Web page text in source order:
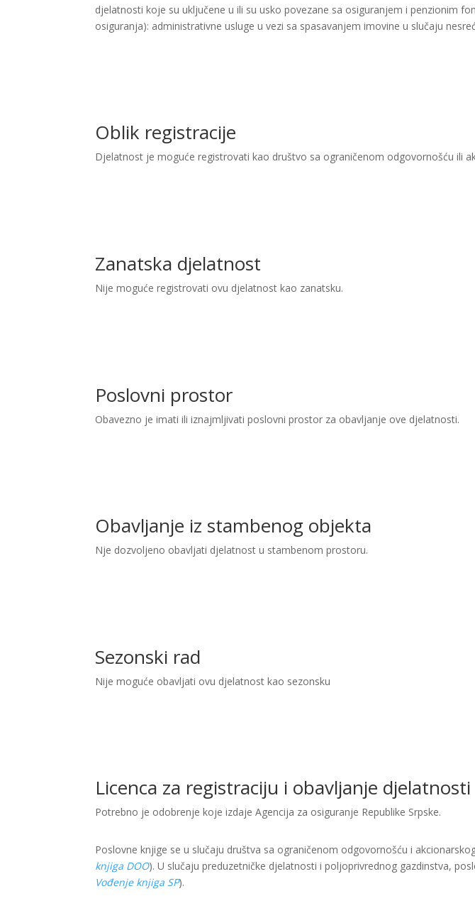
djelatnosti koje su uključene u ili su usko povezane sa osiguranjem i penzionim
osiguranja): administrativne usluge u vezi sa spasavanjem imovine u slučaju
Oblik registracije
Djelatnost je moguće registrovati kao društvo sa ograničenom odgovornošću ili
Zanatska djelatnost
Nije moguće registrovati ovu djelatnost kao zanatsku.
Poslovni prostor
Obavezno je imati ili iznajmljivati poslovni prostor za obavljanje ove djelatnosti.
Obavljanje iz stambenog objekta
Nje dozvoljeno obavljati djelatnost u stambenom prostoru.
Sezonski rad
Nije moguće obavljati ovu djelatnost kao sezonsku
Licenca za registraciju i obavljanje
Potrebno je odobrenje koje izdaje Agencija za osiguranje Republike Srpske.
Poslovne knjige se u slučaju društva sa ograničenom odgovornošću i
knjiga DOO). U slučaju preduzetničke djelatnosti i poljoprivrednog gazdinstva,
Vođenje knjiga SP).